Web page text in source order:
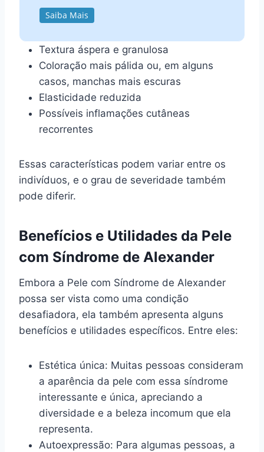
Saiba Mais
Textura áspera e granulosa
Coloração mais pálida ou, em alguns
casos, manchas mais escuras
Elasticidade reduzida
Possíveis inflamações cutâneas
recorrentes
Essas características podem variar entre os
indivíduos, e o grau de severidade também
pode diferir.
Benefícios e Utilidades da Pele
com Síndrome de Alexander
Embora a Pele com Síndrome de Alexander
possa ser vista como uma condição
desafiadora, ela também apresenta alguns
benefícios e utilidades específicos. Entre eles:
Estética única: Muitas pessoas consideram
a aparência da pele com essa síndrome
interessante e única, apreciando a
diversidade e a beleza incomum que ela
representa.
Autoexpressão: Para algumas pessoas, a